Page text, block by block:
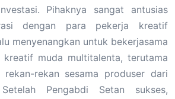
Pihaknya sangat antusias
dengan para pekerja kreatif
menyenangkan untuk bekerjasama
muda multitalenta, terutama
rekan sesama produser dari
Pengabdi Setan sukses,